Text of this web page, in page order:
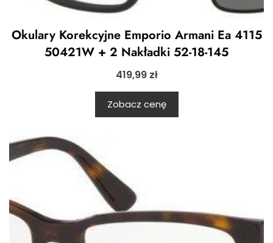
Okulary Korekcyjne Emporio Armani Ea 4115
50421W + 2 Nakładki 52-18-145
419,99 zł
Zobacz cenę